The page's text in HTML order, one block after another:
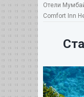
Отели
Comfort Inn